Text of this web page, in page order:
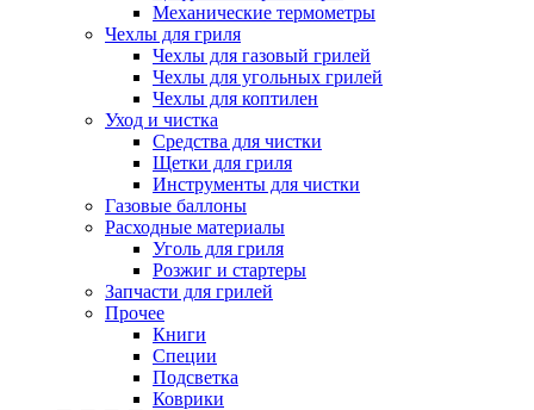
Механические термометры
Чехлы для гриля
Чехлы для газовый грилей
Чехлы для угольных грилей
Чехлы для коптилен
Уход и чистка
Средства для чистки
Щетки для гриля
Инструменты для чистки
Газовые баллоны
Расходные материалы
Уголь для гриля
Розжиг и стартеры
Запчасти для грилей
Прочее
Книги
Специи
Подсветка
Коврики